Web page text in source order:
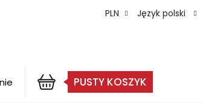
PLN Język polski
KOSZYKPUSTY KOSZYK